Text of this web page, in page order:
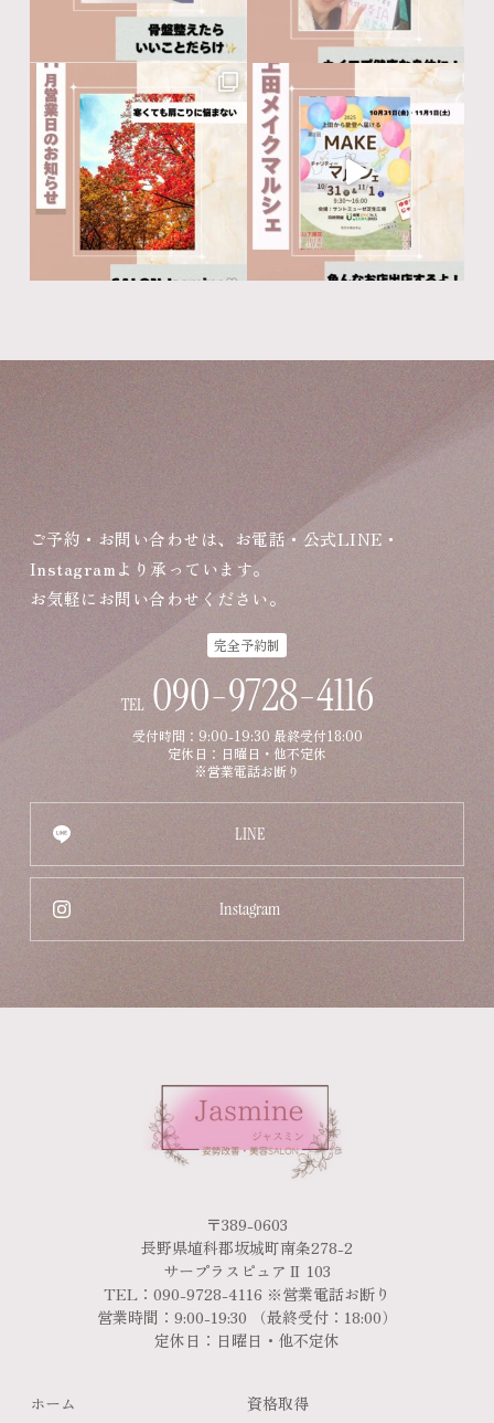
ご予約・お問い合わせは、お電話・公式LINE・
Instagramより承っています。
お気軽にお問い合わせください。
完全予約制
TEL090-9728-4116
受付時間：9:00-19:30 最終受付18:00
定休日：日曜日・他不定休
※営業電話お断り
LINE
Instagram
〒389-0603
長野県埴科郡坂城町南条278-2
サープラスピュアⅡ 103
TEL：090-9728-4116 ※営業電話お断り
営業時間：9:00-19:30 （最終受付：18:00）
定休日：日曜日・他不定休
ホーム 資格取得